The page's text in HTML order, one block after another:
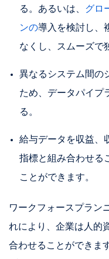
る。あるいは、 グロ
ンの導入を検討し、
なくし、スムーズで
異なるシステム間の
ため、データパイプ
る。
給与データを収益、
指標と組み合わせる
ことができます。
ワークフォースプラン
れにより、企業は人的
合わせることができま